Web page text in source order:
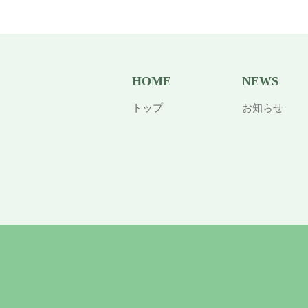
HOME
トップ
NEWS
お知らせ